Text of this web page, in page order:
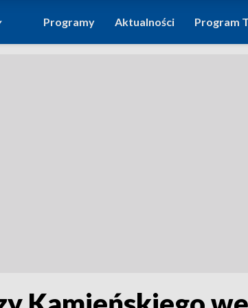
DO
Programy Aktualności Program